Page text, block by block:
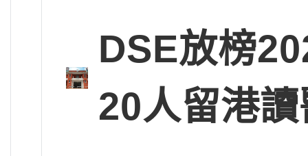
DSE放榜
20人留港